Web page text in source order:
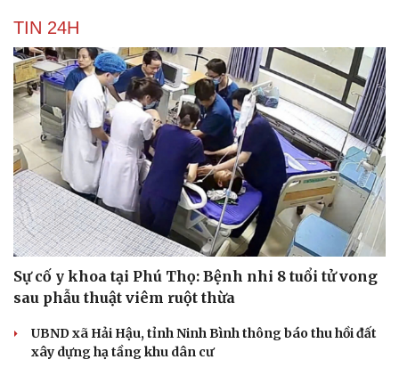
TIN 24H
Sự cố y khoa tại Phú Thọ: Bệnh nhi 8 tuổi tử vong
sau phẫu thuật viêm ruột thừa
UBND xã Hải Hậu, tỉnh Ninh Bình thông báo thu hồi đất
xây dựng hạ tầng khu dân cư